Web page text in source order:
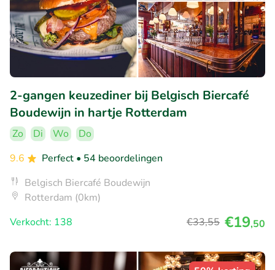
2-gangen keuzediner bij Belgisch Biercafé
Boudewijn in hartje Rotterdam
Zo Di Wo
Do
9.6
Perfect • 54 beoordelingen
Belgisch Biercafé Boudewijn
Rotterdam (0km)
Verkocht: 138
€33,55 €19,50